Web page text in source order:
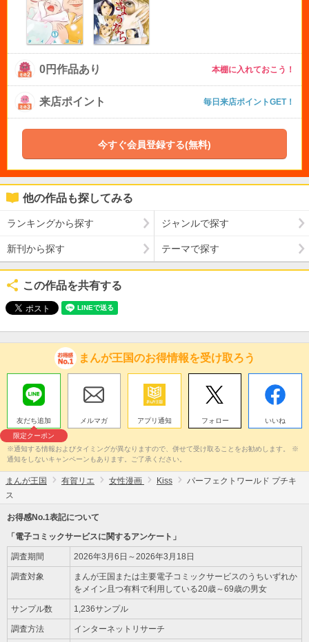
0円作品あり 本棚に入れておこう！
来店ポイント 毎日来店ポイントGET！
今すぐ会員登録する(無料)
他の作品も探してみる
ランキングから探す ジャンルで探す
新刊から探す テーマで探す
この作品を共有する
まんが王国のお得情報を受け取ろう
友だち追加
限定クーポン
メルマガ アプリ通知 フォロー いいね
※通知する情報およびタイミングが異なりますので、併せて受け取ることをお勧めします。 ※
通知をしないキャンペーンもあります。ご了承ください。
まんが王国 有賀リエ 女性漫画 Kiss
パーフェクトワールド プチキ
ス
お得感No.1表記について
「電子コミックサービスに関するアンケート」
調査期間 2026年3月6日～2026年3月18日
調査対象
まんが王国または主要電子コミックサービスのうちいずれか
をメイン且つ有料で利用している20歳～69歳の男女
サンプル数 1,236サンプル
調査方法 インターネットリサーチ